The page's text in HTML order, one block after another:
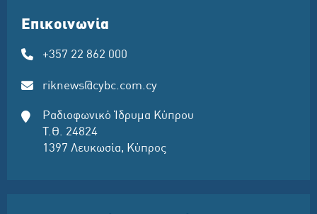
Επικοινωνία
+357 22 862 000
riknews@cybc.com.cy
Ραδιοφωνικό Ίδρυμα Κύπρου
Τ.Θ. 24824
1397 Λευκωσία, Κύπρος